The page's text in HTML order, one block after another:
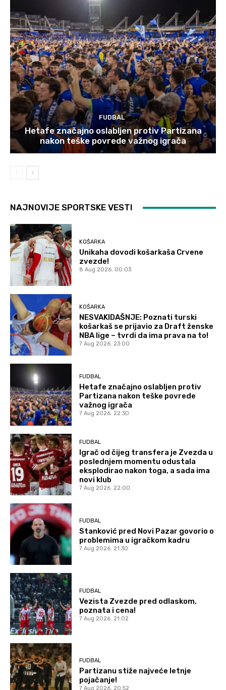
FUDBAL
Hetafe značajno oslabljen protiv Partizana
nakon teške povrede važnog igrača
NAJNOVIJE SPORTSKE VESTI
KOŠARKA
Unikaha dovodi košarkaša Crvene
zvezde!
8 Aug 2026. 00:03
KOŠARKA
NESVAKIDAŠNJE: Poznati turski
košarkaš se prijavio za Draft ženske
NBA lige – tvrdi da ima prava na to!
7 Aug 2026. 23:00
FUDBAL
Hetafe značajno oslabljen protiv
Partizana nakon teške povrede
važnog igrača
7 Aug 2026. 22:30
FUDBAL
Igrač od čijeg transfera je Zvezda u
poslednjem momentu odustala
eksplodirao nakon toga, a sada ima
novi klub
7 Aug 2026. 22:00
FUDBAL
Stanković pred Novi Pazar govorio o
problemima u igračkom kadru
7 Aug 2026. 21:30
FUDBAL
Vezista Zvezde pred odlaskom,
poznata i cena!
7 Aug 2026. 21:02
FUDBAL
Partizanu stiže najveće letnje
pojačanje!
7 Aug 2026. 20:52